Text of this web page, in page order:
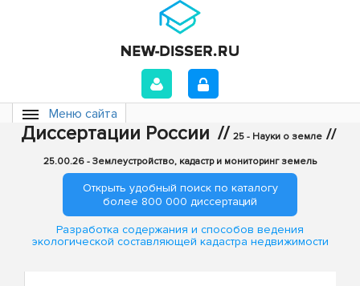
Меню сайта
Диссертации России // 25 - Науки о земле //
25.00.26 - Землеустройство, кадастр и мониторинг земель
Открыть удобный поиск по каталогу
более 800 000 диссертаций
Разработка содержания и способов ведения
экологической составляющей кадастра недвижимости